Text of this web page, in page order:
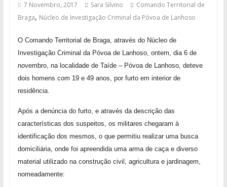
7 Novembro, 2017 Sara Silvino
Comando Territorial de
Braga, Núcleo de Investigação Criminal da Póvoa de Lanhoso
O Comando Territorial de Braga, através do Núcleo de
Investigação Criminal da Póvoa de Lanhoso, ontem, dia 6 de
novembro, na localidade de Taíde – Póvoa de Lanhoso, deteve
dois homens com 19 e 49 anos, por furto em interior de
residência.
Após a denúncia do furto, e através da descrição das
características dos suspeitos, os militares chegaram à
identificação dos mesmos, o que permitiu realizar uma busca
domiciliária, onde foi apreendida uma arma de caça e diverso
material utilizado na construção civil, agricultura e jardinagem,
nomeadamente: